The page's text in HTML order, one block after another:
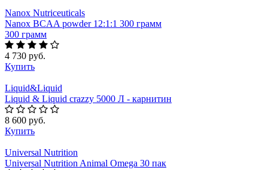
Nanox Nutriceuticals
Nanox BCAA powder 12:1:1 300 грамм
300 грамм
4 730 руб.
Купить
Liquid&Liquid
Liquid & Liquid сrazzy 5000 Л - карнитин
8 600 руб.
Купить
Universal Nutrition
Universal Nutrition Animal Omega 30 пак